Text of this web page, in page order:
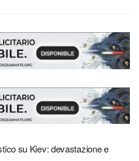
su Kiev: devastazione e